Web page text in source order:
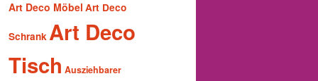
Art Deco Möbel Art Deco
Schrank Art Deco
Tisch Ausziehbarer